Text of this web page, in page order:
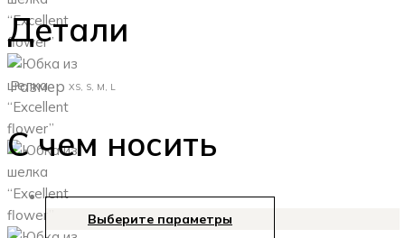
Детали
Размер XS, S, M, L
С чем носить
Выберите параметры